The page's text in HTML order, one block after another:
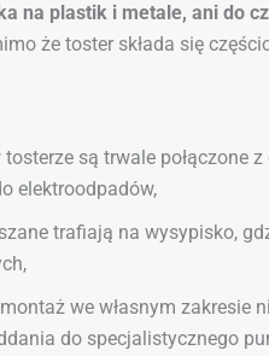
na plastik i metale, ani do
że toster składa się
są trwale połączone
elektroodpadów,
trafiają na wysypisko,
we własnym zakresie
do specjalistycznego